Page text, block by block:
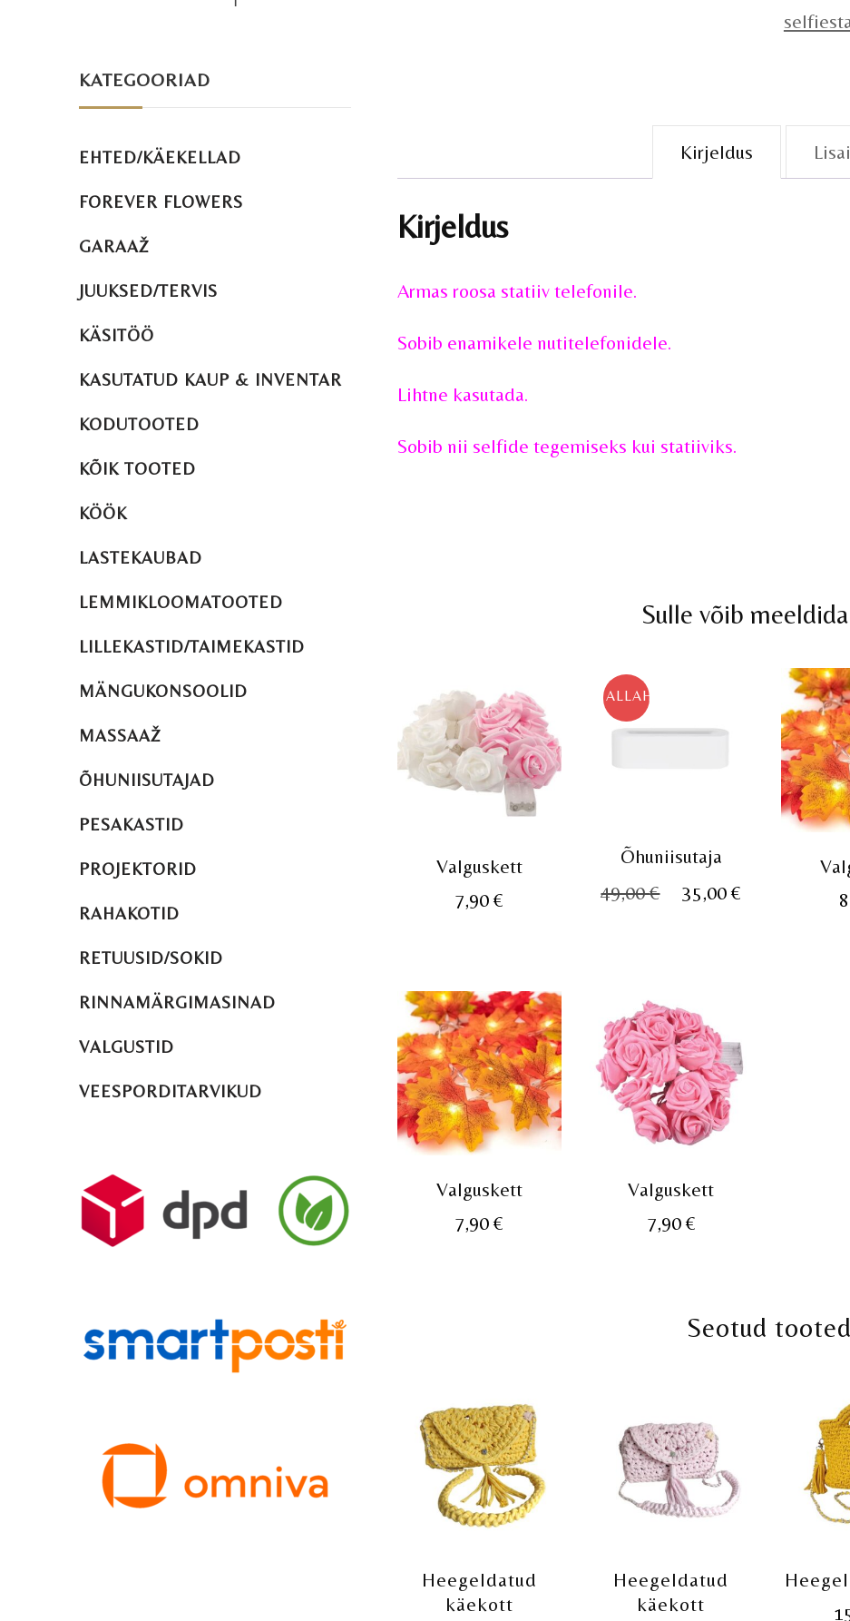
Kirjeldus
Kirjeldus
Armas roosa statiiv telefonile.
Sobib enamikele nutitelefonidele.
Lihtne kasutada.
Sobib nii selfide tegemiseks kui statiiviks.
Sulle võib
Valguskett
7,90€
ALLAHINDLUS!
Õhuniisutaja
49,00€
Algne
35,00€
Valguskett
7,90€
Valguskett
7,90 €
Seotud tooted
Heegeldatud
käekott
Heegeldatud
käekott
KATEGOORIAD
EHTED/KÄEKELLAD
FOREVER FLOWERS
GARAAŽ
JUUKSED/TERVIS
KÄSITÖÖ
KASUTATUD KAUP & INVENTAR
KODUTOOTED
KÕIK TOOTED
KÖÖK
LASTEKAUBAD
LEMMIKLOOMATOOTED
LILLEKASTID/TAIMEKASTID
MÄNGUKONSOOLID
MASSAAŽ
ÕHUNIISUTAJAD
PESAKASTID
PROJEKTORID
RAHAKOTID
RETUUSID/SOKID
RINNAMÄRGIMASINAD
VALGUSTID
VEESPORDITARVIKUD